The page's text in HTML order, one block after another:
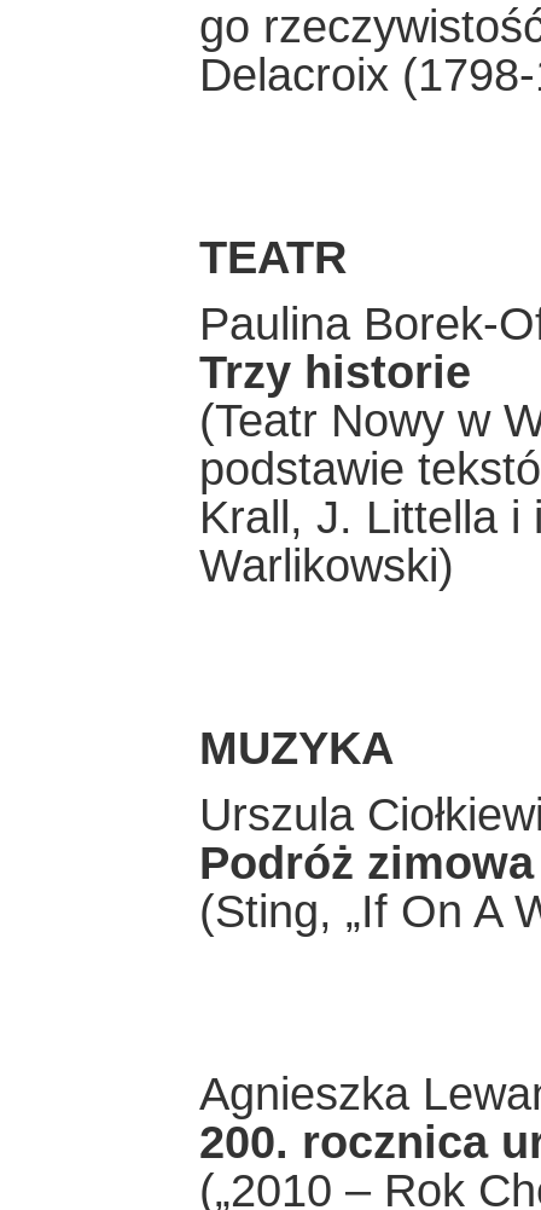
go
Delacroix
TEATR
Paulina Borek-
Trzy historie
(Teatr Nowy w
podstawie
Krall, J. Littella i
Warlikowski)
MUZYKA
Urszula
Podróż zimowa
(Sting, „If On A
Agnieszka
200. rocznica
(„2010 – Rok